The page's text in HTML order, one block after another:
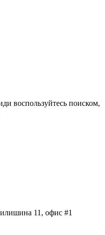
воспользуйтесь поиском,
11, офис #1